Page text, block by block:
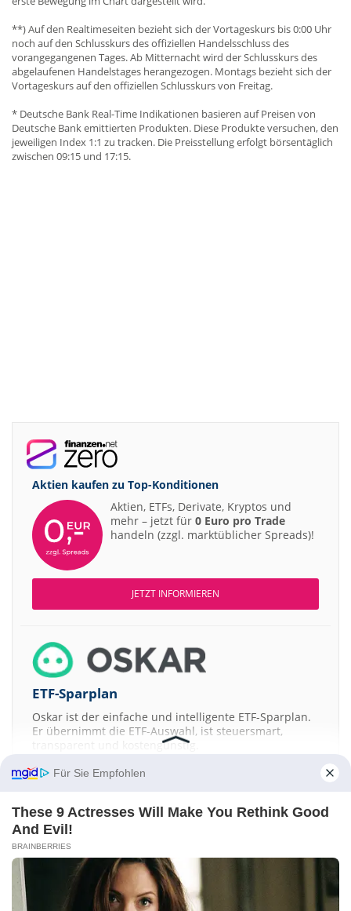
**) Auf den Realtimeseiten bezieht sich der Vortageskurs bis 0:00 Uhr
noch auf den Schlusskurs des offiziellen Handelsschluss des
vorangegangenen Tages. Ab Mitternacht wird der Schlusskurs des
abgelaufenen Handelstages herangezogen. Montags bezieht sich der
Vortageskurs auf den offiziellen Schlusskurs von Freitag.
* Deutsche Bank Real-Time Indikationen basieren auf Preisen von
Deutsche Bank emittierten Produkten. Diese Produkte versuchen, den
jeweiligen Index 1:1 zu tracken. Die Preisstellung erfolgt börsentäglich
zwischen 09:15 und 17:15.
Aktien kaufen zu Top-Konditionen
Aktien, ETFs, Derivate, Kryptos und
mehr – jetzt für 0 Euro pro Trade
handeln (zzgl. marktüblicher Spreads)!
JETZT INFORMIEREN
ETF-Sparplan
Oskar ist der einfache und intelligente ETF-Sparplan.
Er übernimmt die ETF-Auswahl, ist steuersmart,
transparent und kostengünstig.
JETZT MEHR ERFAHREN
DAX EuroStoxx 50 Dow Jones
S&P 500
Für Sie Empfohlen
These 9 Actresses Will Make You Rethink Good
And Evil!
BRAINBERRIES